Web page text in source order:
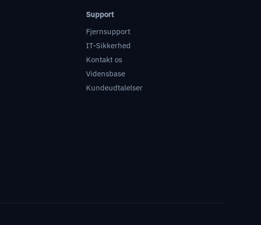
Support
Fjernsupport
IT-Sikkerhed
Kontakt os
Vidensbase
Kundeudtalelser